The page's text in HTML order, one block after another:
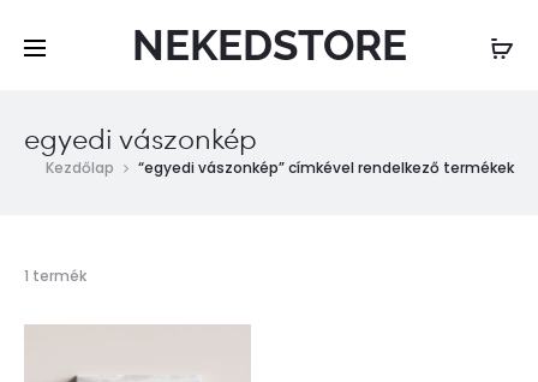
NEKEDSTORE
egyedi vászonkép
Kezdőlap “egyedi vászonkép” címkével rendelkező termékek
1 termékÖsszesen
találat